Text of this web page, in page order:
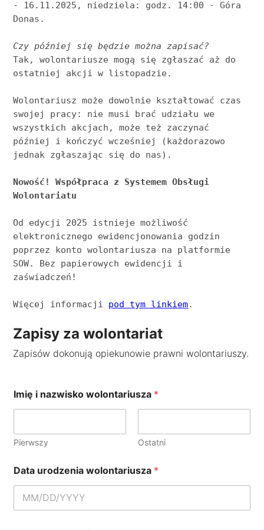
- 16.11.2025, niedziela: godz. 14:00 - Góra
Donas.
Czy później się będzie można zapisać?
Tak, wolontariusze mogą się zgłaszać aż do
ostatniej akcji w listopadzie.
Wolontariusz może dowolnie kształtować czas
swojej pracy: nie musi brać udziału we
wszystkich akcjach, może też zaczynać
później i kończyć wcześniej (każdorazowo
jednak zgłaszając się do nas).
Nowość! Współpraca z Systemem Obsługi
Wolontariatu
Od edycji 2025 istnieje możliwość
elektronicznego ewidencjonowania godzin
poprzez konto wolontariusza na platformie
SOW. Bez papierowych ewidencji i
zaświadczeń!
Więcej informacji pod tym linkiem.
Zapisy za wolontariat
Zapisów dokonują opiekunowie prawni wolontariuszy.
Imię i nazwisko wolontariusza *
Pierwszy Ostatni
Data urodzenia wolontariusza *